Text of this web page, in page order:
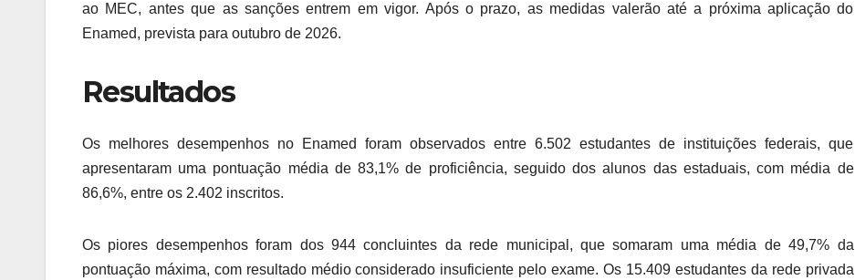
ao MEC, antes que as sanções entrem em vigor. Após o prazo, as medidas valerão até a próxima aplicação do
Enamed, prevista para outubro de 2026.
Resultados
Os melhores desempenhos no Enamed foram observados entre 6.502 estudantes de instituições federais, que
apresentaram uma pontuação média de 83,1% de proficiência, seguido dos alunos das estaduais, com média de
86,6%, entre os 2.402 inscritos.
Os piores desempenhos foram dos 944 concluintes da rede municipal, que somaram uma média de 49,7% da
pontuação máxima, com resultado médio considerado insuficiente pelo exame. Os 15.409 estudantes da rede privada